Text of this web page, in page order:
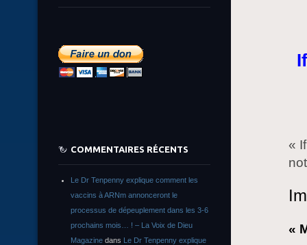
«
«
COMMENTAIRES RÉCENTS
Le Dr Tenpenny explique comment les
vaccins à ARNm annonceront le
processus de dépeuplement dans les 3-6
prochains mois… ! – La Voix de Dieu
Magazine dans Le Dr Tenpenny explique